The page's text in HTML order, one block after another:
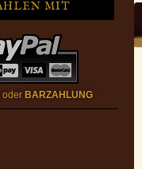
MIT
oder BARZAHLUNG